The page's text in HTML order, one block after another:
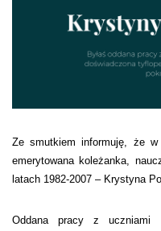
Ze smutkiem informuję, że w
emerytowana koleżanka,
latach 1982-2007 – Krystyna
Oddana pracy z uczniami